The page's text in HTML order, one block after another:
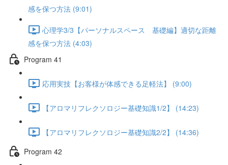
感を保つ方法 (9:01)
心理学3/3【パーソナルスペース 基礎編】適切な距離
感を保つ方法 (4:03)
Program 41
応用実技【お客様が体感できる足軽法】 (9:00)
【アロマリフレクソロジー基礎知識1/2】 (14:23)
【アロマリフレクソロジー基礎知識2/2】 (14:36)
Program 42